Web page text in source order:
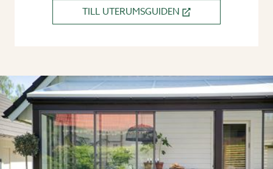
TILL UTERUMSGUIDEN